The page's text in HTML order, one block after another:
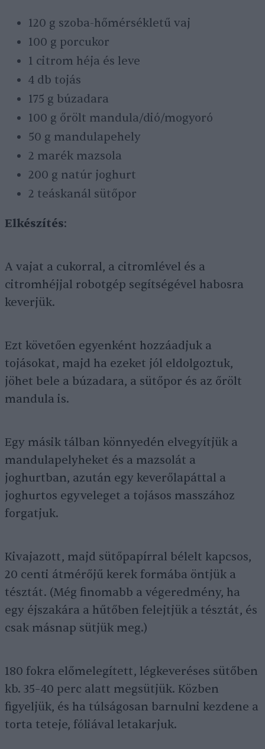
120 g szoba-hőmérsékletű vaj
100 g porcukor
1 citrom héja és leve
4 db tojás
175 g búzadara
100 g őrölt mandula/dió/mogyoró
50 g mandulapehely
2 marék mazsola
200 g natúr joghurt
2 teáskanál sütőpor
Elkészítés:
A vajat a cukorral, a citromlével és a
citromhéjjal robotgép segítségével habosra
keverjük.
Ezt követően egyenként hozzáadjuk a
tojásokat, majd ha ezeket jól eldolgoztuk,
jöhet bele a búzadara, a sütőpor és az őrölt
mandula is.
Egy másik tálban könnyedén elvegyítjük a
mandulapelyheket és a mazsolát a
joghurtban, azután egy keverőlapáttal a
joghurtos egyveleget a tojásos masszához
forgatjuk.
Kivajazott, majd sütőpapírral bélelt kapcsos,
20 centi átmérőjű kerek formába öntjük a
tésztát. (Még finomabb a végeredmény, ha
egy éjszakára a hűtőben felejtjük a tésztát, és
csak másnap sütjük meg.)
180 fokra előmelegített, légkeveréses sütőben
kb. 35–40 perc alatt megsütjük. Közben
figyeljük, és ha túlságosan barnulni kezdene a
torta teteje, fóliával letakarjuk.